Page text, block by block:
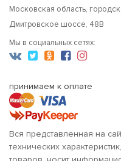
Московская область,
Дмитровское шоссе, 48В
Мы в социальных сетях:
принимаем к оплате
Вся представленная на
технических